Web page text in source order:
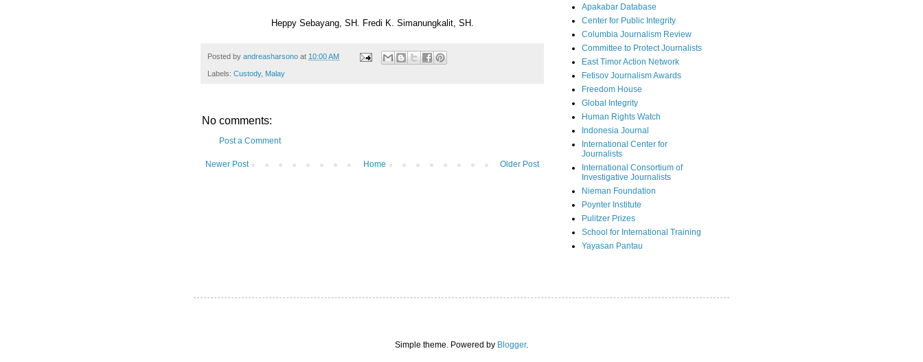
Heppy Sebayang, SH. Fredi K. Simanungkalit, SH.
Posted by andreasharsono at 10:00 AM
Labels: Custody, Malay
No comments:
Post a Comment
Newer Post Older Post
Home
Apakabar Database
Center for Public Integrity
Columbia Journalism Review
Committee to Protect Journalists
East Timor Action Network
Fetisov Journalism Awards
Freedom House
Global Integrity
Human Rights Watch
Indonesia Journal
International Center for
Journalists
International Consortium of
Investigative Journalists
Nieman Foundation
Poynter Institute
Pulitzer Prizes
School for International Training
Yayasan Pantau
Simple theme. Powered by Blogger.